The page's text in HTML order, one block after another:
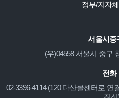
정부/지자
서울시중
(우)04558 서울시 중구
전화
02-3396-4114 (120 다산콜센터로 연